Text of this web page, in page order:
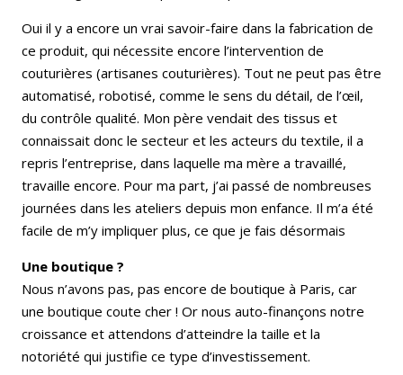
Oui il y a encore un vrai savoir-faire dans la fabrication de
ce produit, qui nécessite encore l’intervention de
couturières (artisanes couturières). Tout ne peut pas être
automatisé, robotisé, comme le sens du détail, de l’œil,
du contrôle qualité. Mon père vendait des tissus et
connaissait donc le secteur et les acteurs du textile, il a
repris l’entreprise, dans laquelle ma mère a travaillé,
travaille encore. Pour ma part, j’ai passé de nombreuses
journées dans les ateliers depuis mon enfance. Il m’a été
facile de m’y impliquer plus, ce que je fais désormais
Une boutique ?
Nous n’avons pas, pas encore de boutique à Paris, car
une boutique coute cher ! Or nous auto-finançons notre
croissance et attendons d’atteindre la taille et la
notoriété qui justifie ce type d’investissement.